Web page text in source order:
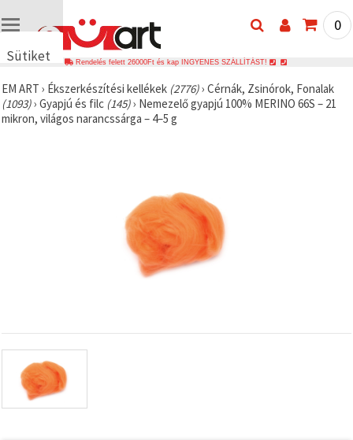
Sütiket
🍪 Cookie-
kat és
hasonló
a
valamint
relevánsabb
tartalmat
hirdetéseket
0
Rendelés felett 26000Ft és kap INGYENES SZÁLLÍTÁST!
EM ART › Ékszerkészítési kellékek (2776)› Cérnák, Zsinórok, Fonalak
(1093)› Gyapjú és filc (145)› Nemezelő gyapjú 100% MERINO 66S – 21
mikron, világos narancssárga – 4–5 g